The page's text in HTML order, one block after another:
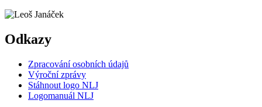
Odkazy
Zpracování osobních údajů
Výroční zprávy
Stáhnout logo NLJ
Logomanuál NLJ